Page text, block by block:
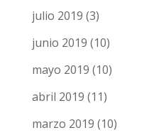
julio 2019 (3)
junio 2019 (10)
mayo 2019 (10)
abril 2019 (11)
marzo 2019 (10)